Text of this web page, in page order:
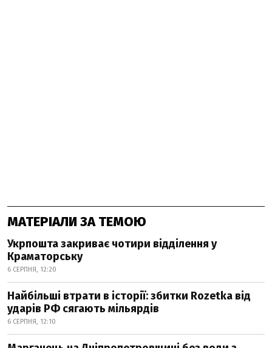
МАТЕРІАЛИ ЗА ТЕМОЮ
Укрпошта закриває чотири відділення у
Краматорську
6 СЕРПНЯ, 12:20
Найбільші втрати в історії: збитки Rozetka від
ударів РФ сягають мільярдів
6 СЕРПНЯ, 12:10